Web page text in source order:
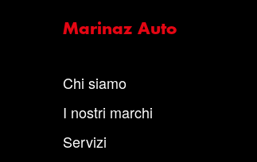
Marinaz Auto
Chi siamo
I nostri marchi
Servizi